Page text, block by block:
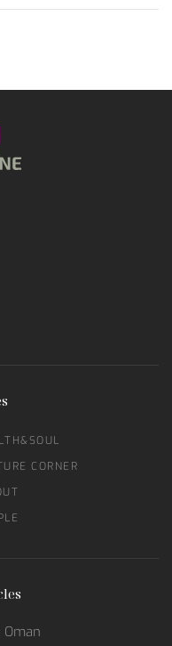
CORNER
Oman